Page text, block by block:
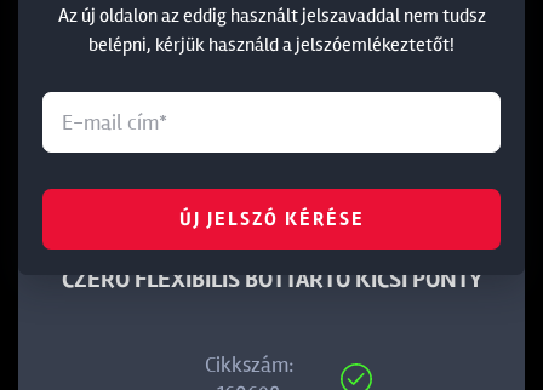
CZERO FLEXIBILIS BOTTARTÓ KICSI PONTY
Cikkszám:
Az új oldalon az eddig használt jelszavaddal nem tudsz
belépni, kérjük használd a jelszóemlékeztetőt!
ÚJ JELSZÓ KÉRÉSE